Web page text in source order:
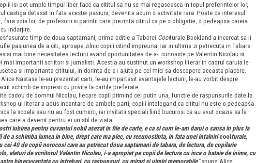
isi pot umple timpul liber face ca cititul sa nu se mai regaseasca in topul preferintelor lor,
castiga detasat in fata acestei pasiuni, devenita acum o activitate rara. Poate ca interesul
fara voia lor, de profesorii si parintii care prezinta cititul ca pe o obligatie, o pedeapsa careia
indarjire.
timp de doua saptamani, prima editie a Taberei Coolturale Bookland a incercat sa ii
pasiunea de a citi, aproape zilnic copiii citind impreuna. Iar in ultima zi petrecuta in Tabara
si mai bine necesitatea lecturii avand oportunitatea de a-i cunoaste pe Valentin Nicolau si
mai importanti scriitori si jurnalisti. Acestia au sustinut un workshop literar in cadrul caruia le-
si importanta cititului, in dorinta de a-i ajuta pe cei mici sa descopere aceasta placere.
Nastase le-au prezentat carti, le-au impartasit avantajele lecturii, le-au vorbit despre
schimb de impresii cu privire la cartile preferate.
cadou de domnul Nicolau, fiecare copil primind cel putin una, functie de raspunsurile date la
ul literar a adus incantare de ambele parti, copiii intelegand ca cititul nu este o pedeapsa
la scoala sau nu au fost cuminti, iar invitatii speciali fiind bucurosi ca au avut ocazia sa le
care a devenit pentru ei un stil de viata.
iubirea pentru cuvantul nobil asezat in file de carte, e ca si cum le-am darui o sansa in plus la
de a schimba lumea in bine, drept care ma plec, cu recunostinta, in fata unei intalniricoolturale,
cei 40 de copii norocosi care au petrecut doua saptamani de tabara, de lectura, de copilarie
alaturi de scriitorul Valentin Nicolau, i-a apropiat pe copii de lectura cu inca o bataie de inima, cu
binecuvantata cu intrebari, cu raspunsuri, cu mirari si uimiri memorabile”spune Alice